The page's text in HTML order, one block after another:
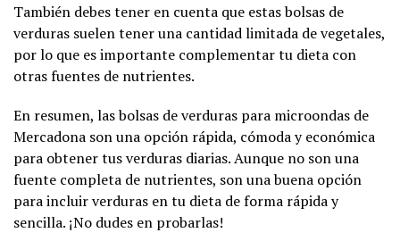
También debes tener en cuenta que estas bolsas de
verduras suelen tener una cantidad limitada de vegetales,
por lo que es importante complementar tu dieta con
otras fuentes de nutrientes.
En resumen, las bolsas de verduras para microondas de
Mercadona son una opción rápida, cómoda y económica
para obtener tus verduras diarias. Aunque no son una
fuente completa de nutrientes, son una buena opción
para incluir verduras en tu dieta de forma rápida y
sencilla. ¡No dudes en probarlas!